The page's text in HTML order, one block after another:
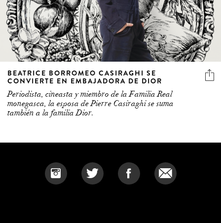
BEATRICE BORROMEO CASIRAGHI SE
CONVIERTE EN EMBAJADORA DE DIOR
Periodista, cineasta y miembro de la Familia Real
monegasca, la esposa de Pierre Casiraghi se suma
también a la familia Dior.